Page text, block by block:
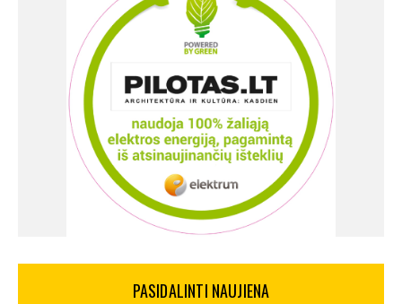
PASIDALINTI NAUJIENA